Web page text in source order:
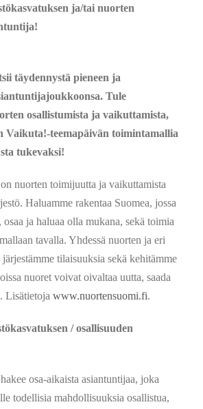
ja/tai nuorten
täydennystä pieneen ja
Tule
osallistumista ja vaikuttamista,
Vaikuta!-teemapäivän toimintamallia
tukevaksi!
nuorten toimijuutta ja vaikuttamista
Haluamme rakentaa Suomea, jossa
ja haluaa olla mukana, sekä toimia
tavalla. Yhdessä nuorten ja eri
tilaisuuksia sekä kehitämme
nuoret voivat oivaltaa uutta, saada
Lisätietoja www.nuortensuomi.fi.
/ osallisuuden
osa-aikaista asiantuntijaa, joka
todellisia mahdollisuuksia osallistua,